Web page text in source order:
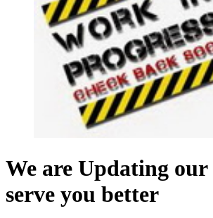
We are Updating our
serve you better